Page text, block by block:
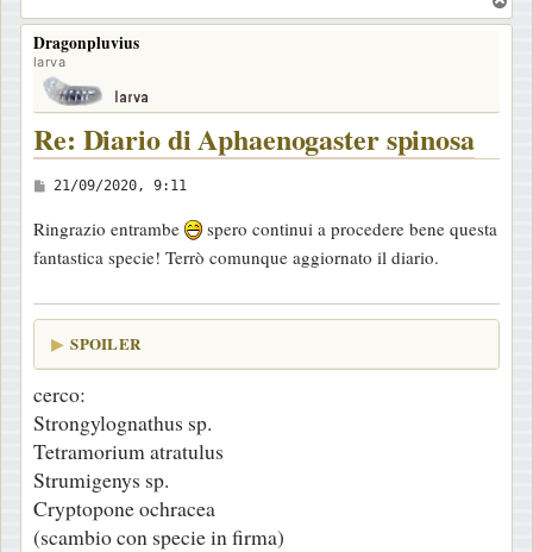
o
o
Dragonpluvius
larva
Re: Diario di Aphaenogaster spinosa
M
s
s
g
g
o
21/09/2020, 9:11
Ringrazio entrambe
spero continui a procedere bene questa
fantastica specie! Terrò comunque aggiornato il diario.
SPOILER
cerco:
Strongylognathus sp.
Tetramorium atratulus
Strumigenys sp.
Cryptopone ochracea
(scambio con specie in firma)